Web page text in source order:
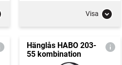
Visa
Hänglås HABO 203-
55 kombination